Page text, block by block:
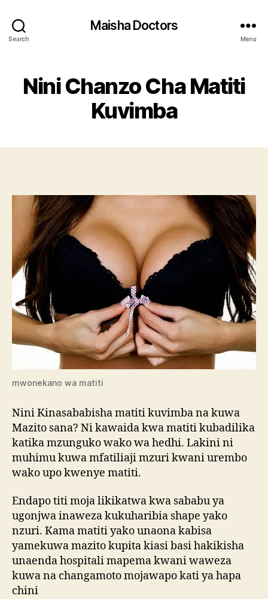
Search
Maisha Doctors
Menu
Nini Chanzo Cha Matiti
Kuvimba
mwonekano wa matiti
Nini Kinasababisha matiti kuvimba na kuwa
Mazito sana? Ni kawaida kwa matiti kubadilika
katika mzunguko wako wa hedhi. Lakini ni
muhimu kuwa mfatiliaji mzuri kwani urembo
wako upo kwenye matiti.
Endapo titi moja likikatwa kwa sababu ya
ugonjwa inaweza kukuharibia shape yako
nzuri. Kama matiti yako unaona kabisa
yamekuwa mazito kupita kiasi basi hakikisha
unaenda hospitali mapema kwani waweza
kuwa na changamoto mojawapo kati ya hapa
chini